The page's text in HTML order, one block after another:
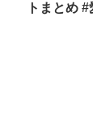
トまとめ